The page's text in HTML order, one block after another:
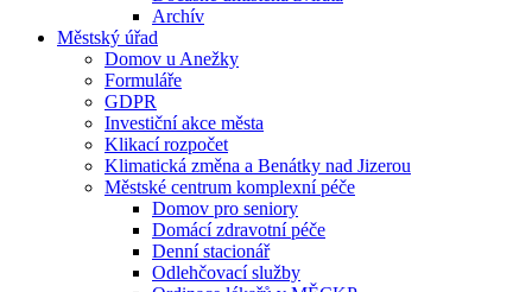
Archív
Městský úřad
Domov u Anežky
Formuláře
GDPR
Investiční akce města
Klikací rozpočet
Klimatická změna a Benátky nad Jizerou
Městské centrum komplexní péče
Domov pro seniory
Domácí zdravotní péče
Denní stacionář
Odlehčovací služby